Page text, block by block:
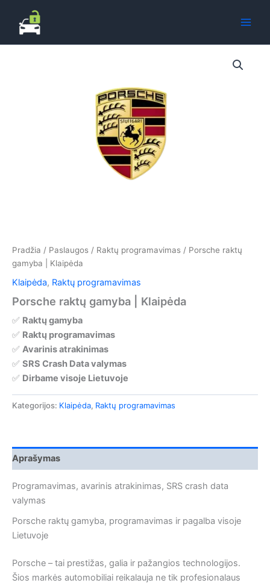
turinio
Pradžia / Paslaugos / Raktų programavimas / Porsche raktų
gamyba | Klaipėda
Klaipėda, Raktų programavimas
Porsche raktų gamyba | Klaipėda
✅ Raktų gamyba
✅ Raktų programavimas
✅ Avarinis atrakinimas
✅ SRS Crash Data valymas
✅ Dirbame visoje Lietuvoje
Kategorijos: Klaipėda, Raktų programavimas
Aprašymas
Programavimas, avarinis atrakinimas, SRS crash data
valymas
Porsche raktų gamyba, programavimas ir pagalba visoje
Lietuvoje
Porsche – tai prestižas, galia ir pažangios technologijos.
Šios markės automobiliai reikalauja ne tik profesionalaus